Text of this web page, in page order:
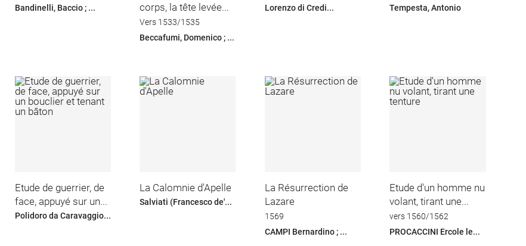
Bandinelli, Baccio ; ...
corps, la tête levée...
Vers 1533/1535
Beccafumi, Domenico ; ...
Lorenzo di Credi... Tempesta, Antonio
Etude de guerrier, de
face, appuyé sur un...
Polidoro da Caravaggio...
La Calomnie d'Apelle
Salviati (Francesco de'...
La Résurrection de
Lazare
1569
CAMPI Bernardino ; ...
Etude d'un homme nu
volant, tirant une...
vers 1560/1562
PROCACCINI Ercole le...